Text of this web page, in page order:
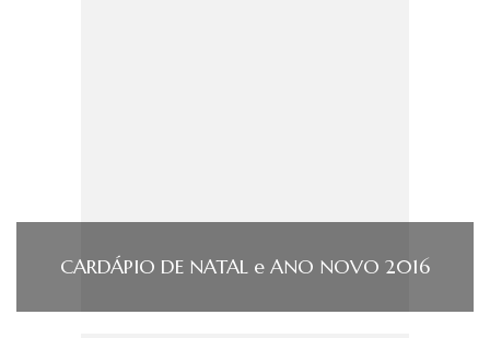
CARDÁPIO DE NATAL e ANO NOVO 2016